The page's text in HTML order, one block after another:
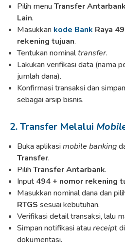
Pilih menuTransfer
Lain.
Masukkan kode Bank Raya
rekening tujuan.
Tentukan nominaltransfer.
Lakukan verifikasi data (nama
jumlah dana).
Konfirmasi transaksi dan simpan
sebagai arsip bisnis.
2. Transfer Melalui
Buka aplikasimobile banking
Transfer.
PilihTransfer Antarbank.
Input 494 + nomor rekening
Masukkan nominal dana dan
RTGS sesuai kebutuhan.
Verifikasi detail transaksi, lalu
Simpan notifikasi ataureceipt
dokumentasi.